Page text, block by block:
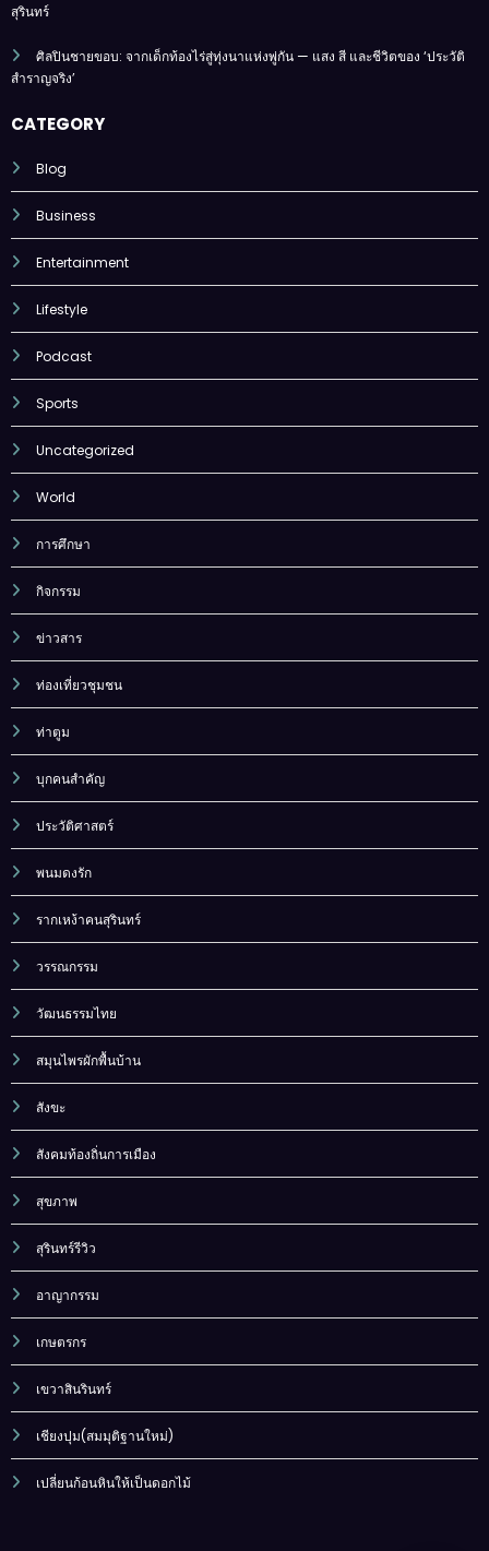
สุรินทร์
ศิลปินชายขอบ: จากเด็กท้องไร่สู่ทุ่งนาแห่งพู่กัน — แสง สี และชีวิตของ ‘ประวัติ
สำราญจริง’
CATEGORY
Blog
Business
Entertainment
Lifestyle
Podcast
Sports
Uncategorized
World
การศึกษา
กิจกรรม
ข่าวสาร
ท่องเที่ยวชุมชน
ท่าตูม
บุกคนสำคัญ
ประวัติศาสตร์
พนมดงรัก
รากเหง้าคนสุรินทร์
วรรณกรรม
วัฒนธรรมไทย
สมุนไพรผักพื้นบ้าน
สังขะ
สังคมท้องถิ่นการเมือง
สุขภาพ
สุรินทร์รีวิว
อาญากรรม
เกษตรกร
เขวาสินรินทร์
เชียงปุม(สมมุติฐานใหม่)
เปลี่ยนก้อนหินให้เป็นดอกไม้